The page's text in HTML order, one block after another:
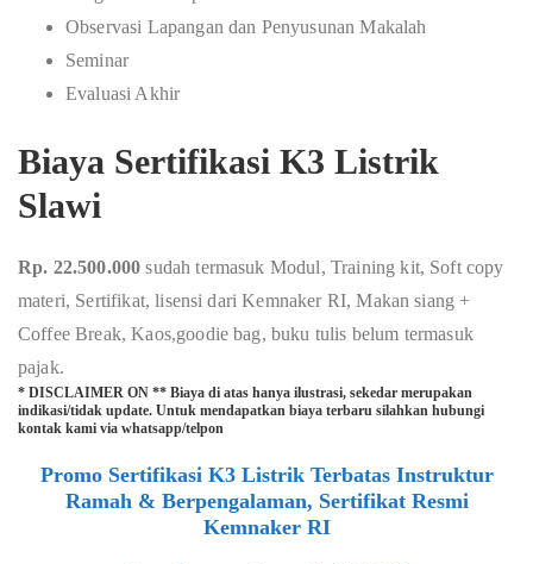
Observasi Lapangan dan Penyusunan Makalah
Seminar
Evaluasi Akhir
Biaya Sertifikasi K3 Listrik
Slawi
Rp. 22.500.000sudah termasuk Modul, Training kit, Soft copy
materi, Sertifikat, lisensi dari Kemnaker RI, Makan siang +
Coffee Break, Kaos,goodie bag, buku tulis belum termasuk
pajak.
* DISCLAIMER ON ** Biaya di atas hanya ilustrasi, sekedar merupakan
indikasi/tidak update. Untuk mendapatkan biaya terbaru silahkan hubungi
kontak kami via whatsapp/telpon
Promo Sertifikasi K3 Listrik Terbatas Instruktur
Ramah & Berpengalaman, Sertifikat Resmi
Kemnaker RI